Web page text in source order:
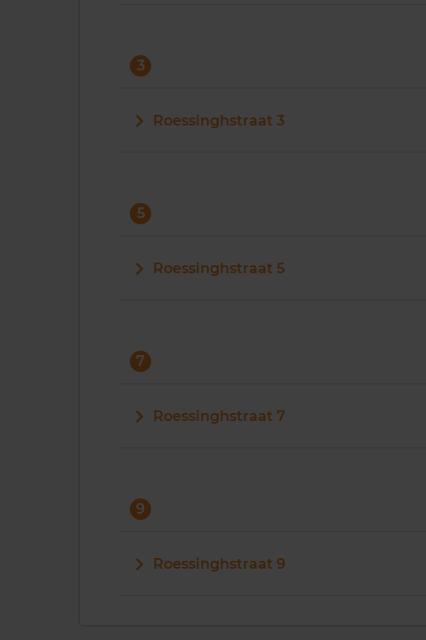
3
Roessinghstraat 3
5
Roessinghstraat 5
7
Roessinghstraat 7
9
Roessinghstraat 9